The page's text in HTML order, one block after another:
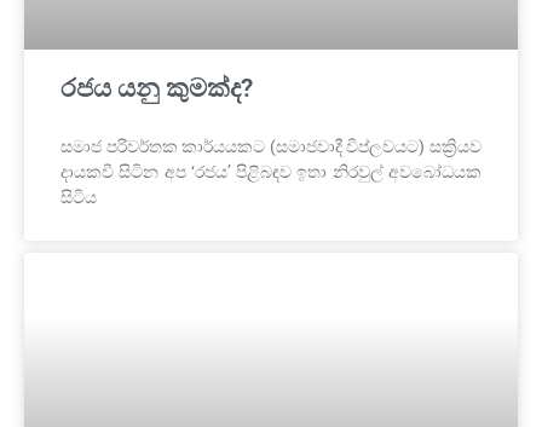
රජය යනු කුමක්ද?
සමාජ පරිවර්තක කාර්යයකට (සමාජවාදී විප්ලවයට) සක්‍රියව
දායකවී සිටින අප ‘රජය’ පිළිබඳව ඉතා නිරවුල් අවබෝධයක
සිටිය